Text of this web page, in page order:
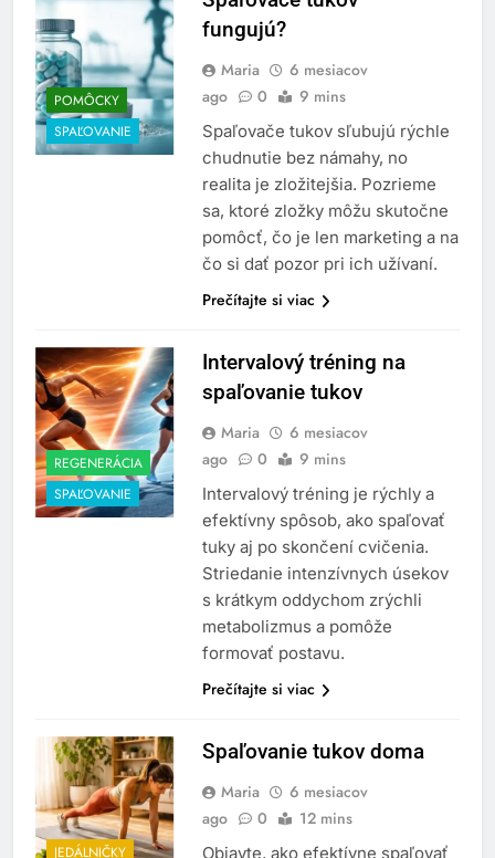
POMÔCKY
SPAĽOVANIE
fungujú?
Maria
6 mesiacov
ago
0 9 mins
Spaľovače tukov sľubujú rýchle
chudnutie bez námahy, no
realita je zložitejšia. Pozrieme
sa, ktoré zložky môžu skutočne
pomôcť, čo je len marketing a na
čo si dať pozor pri ich užívaní.
Prečítajte si viac
REGENERÁCIA
SPAĽOVANIE
Intervalový tréning na
spaľovanie tukov
Maria
6 mesiacov
ago
0 9 mins
Intervalový tréning je rýchly a
efektívny spôsob, ako spaľovať
tuky aj po skončení cvičenia.
Striedanie intenzívnych úsekov
s krátkym oddychom zrýchli
metabolizmus a pomôže
formovať postavu.
Prečítajte si viac
JEDÁLNIČKY
Spaľovanie tukov doma
Maria
6 mesiacov
ago
0 12 mins
Objavte, ako efektívne spaľovať